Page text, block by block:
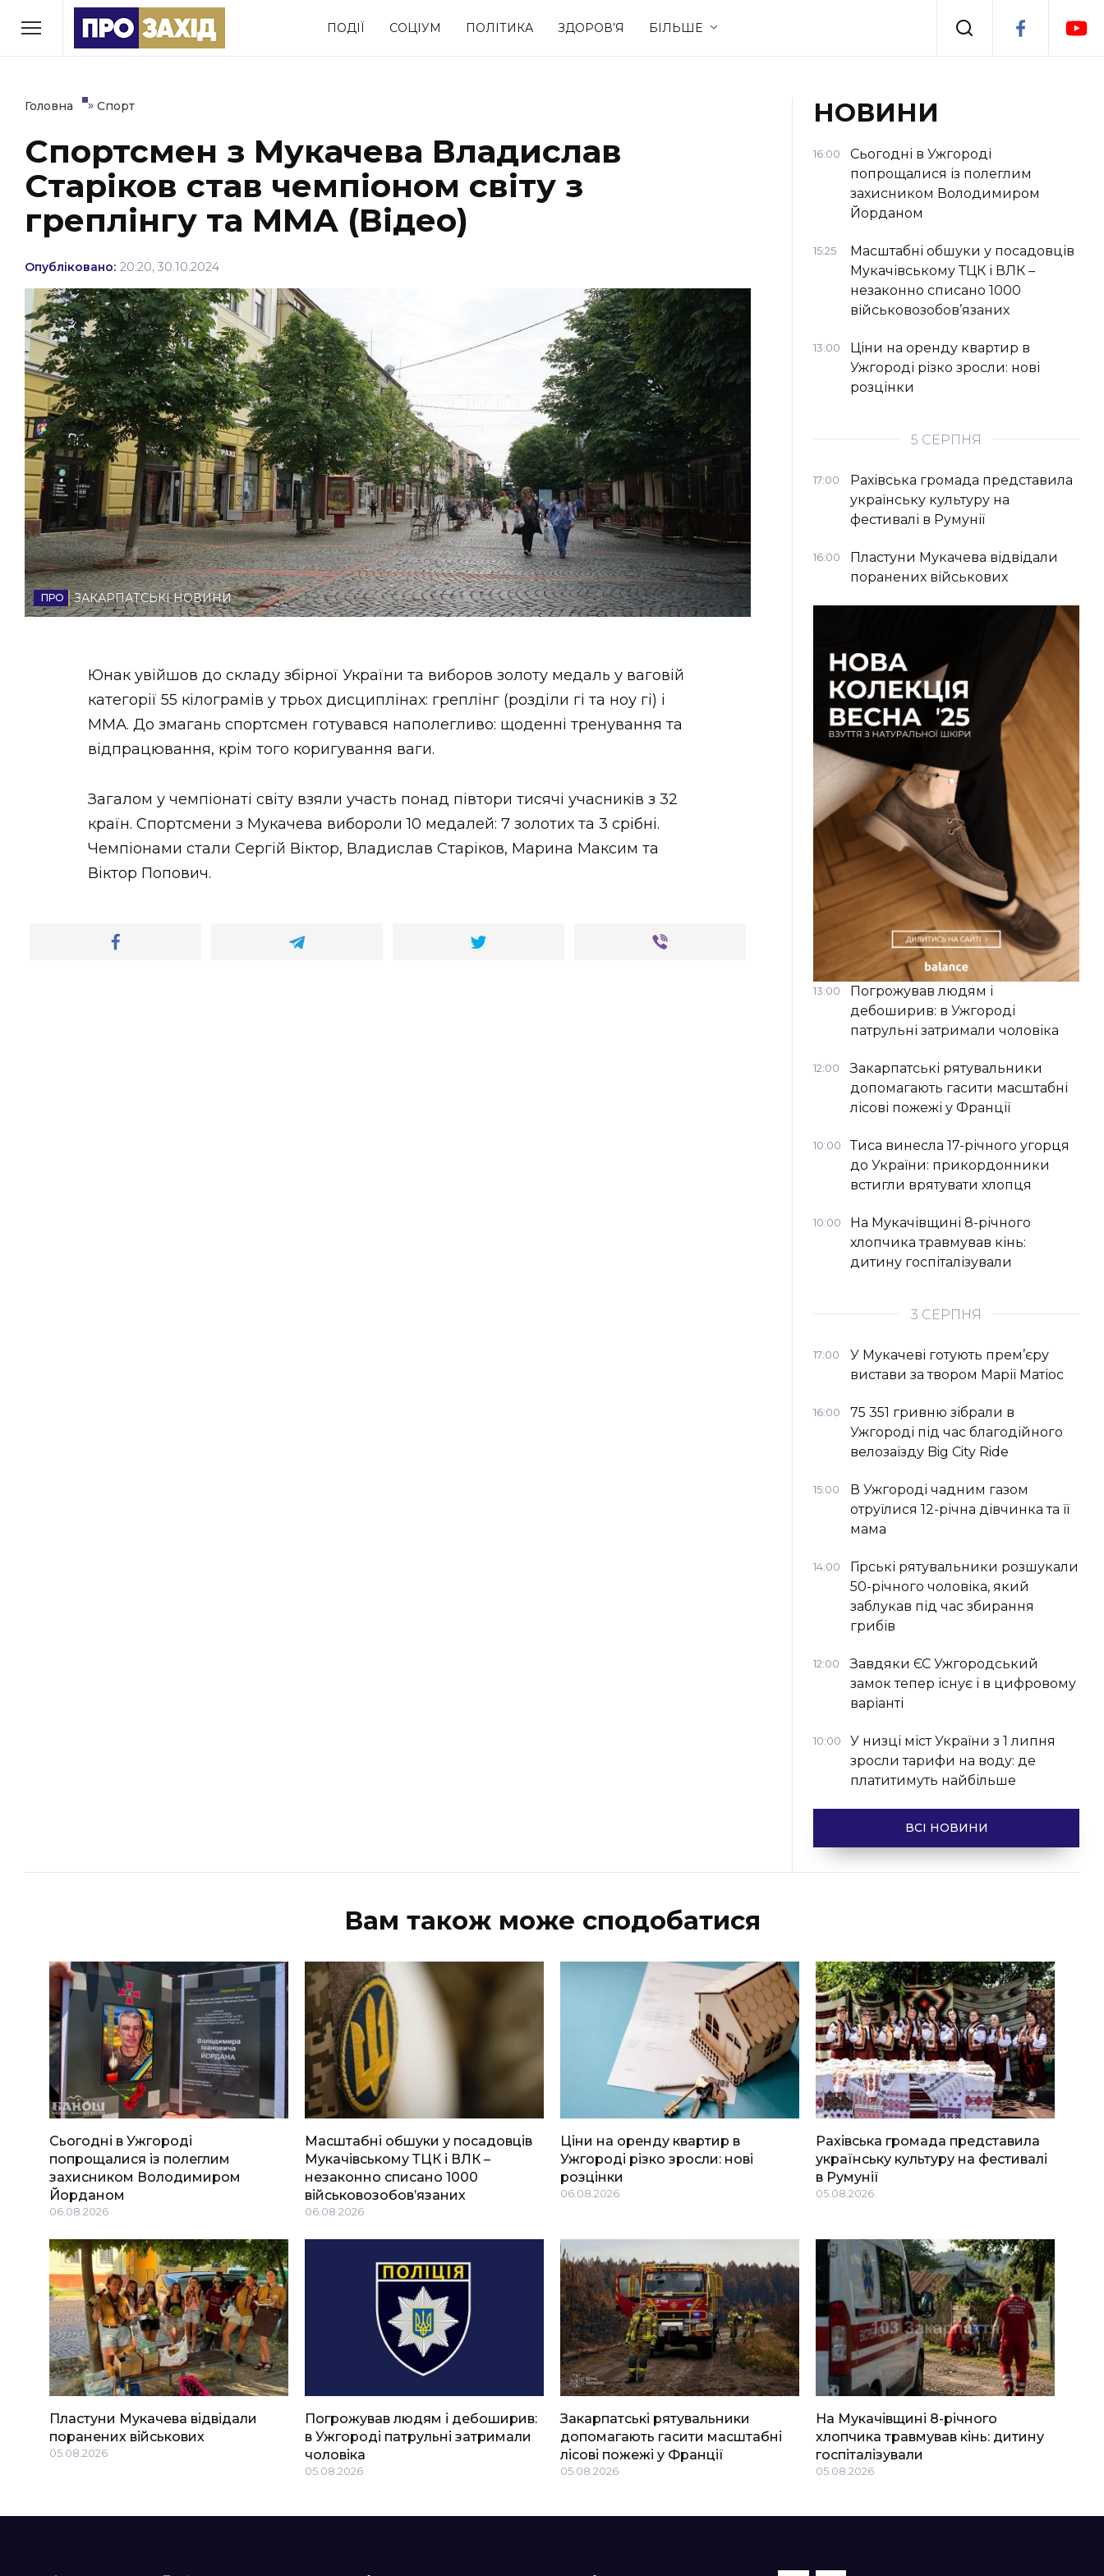
ПОДІЇ СОЦІУМ ПОЛІТИКА ЗДОРОВ’Я БІЛЬШЕ
РУБРИКИ
Економіка Події
Політика Соціум Спорт
Втрачений Ужгород
(відеоверсія)
ЗАКАРПАТСЬКІ НОВИНИ
НОВИНИ ЗАХІДНОЇ УКРАЇНИ
ФОТО
ВІДЕО
Головна » Спорт
Спортсмен з Мукачева Владислав
Старіков став чемпіоном світу з
греплінгу та ММА (Відео)
Опубліковано: 20:20, 30.10.2024
ЗАКАРПАТСЬКІ НОВИНИ
Юнак увійшов до складу збірної України та виборов золоту медаль у ваговій
категорії 55 кілограмів у трьох дисциплінах: греплінг (розділи гі та ноу гі) і
ММА. До змагань спортсмен готувався наполегливо: щоденні тренування та
відпрацювання, крім того коригування ваги.
Загалом у чемпіонаті світу взяли участь понад півтори тисячі учасників з 32
країн. Спортсмени з Мукачева вибороли 10 медалей: 7 золотих та 3 срібні.
Чемпіонами стали Сергій Віктор, Владислав Старіков, Марина Максим та
Віктор Попович.
НОВИНИ
16:00
Сьогодні в Ужгороді
попрощалися із полеглим
захисником Володимиром
Йорданом
15:25
Масштабні обшуки у посадовців
Мукачівському ТЦК і ВЛК –
незаконно списано 1000
військовозобов’язаних
13:00
Ціни на оренду квартир в
Ужгороді різко зросли: нові
розцінки
5 СЕРПНЯ
17:00
Рахівська громада представила
українську культуру на
фестивалі в Румунії
16:00
Пластуни Мукачева відвідали
поранених військових
13:00
Погрожував людям і
дебоширив: в Ужгороді
патрульні затримали чоловіка
12:00
Закарпатські рятувальники
допомагають гасити масштабні
лісові пожежі у Франції
10:00
Тиса винесла 17-річного угорця
до України: прикордонники
встигли врятувати хлопця
10:00
На Мукачівщині 8-річного
хлопчика травмував кінь:
дитину госпіталізували
3 СЕРПНЯ
17:00
У Мукачеві готують прем’єру
вистави за твором Марії Матіос
16:00
75 351 гривню зібрали в
Ужгороді під час благодійного
велозаїзду Big Сity Ride
15:00
В Ужгороді чадним газом
отруїлися 12-річна дівчинка та її
мама
14:00
Гірські рятувальники розшукали
50-річного чоловіка, який
заблукав під час збирання
грибів
12:00
Завдяки ЄС Ужгородський
замок тепер існує і в цифровому
варіанті
10:00
У низці міст України з 1 липня
зросли тарифи на воду: де
платитимуть найбільше
ВСІ НОВИНИ
Вам також може сподобатися
Сьогодні в Ужгороді
попрощалися із полеглим
захисником Володимиром
Йорданом
06.08.2026
Масштабні обшуки у посадовців
Мукачівському ТЦК і ВЛК –
незаконно списано 1000
військовозобов’язаних
06.08.2026
Ціни на оренду квартир в
Ужгороді різко зросли: нові
розцінки
06.08.2026
Рахівська громада представила
українську культуру на фестивалі
в Румунії
05.08.2026
Пластуни Мукачева відвідали
поранених військових
05.08.2026
Погрожував людям і дебоширив:
в Ужгороді патрульні затримали
чоловіка
05.08.2026
Закарпатські рятувальники
допомагають гасити масштабні
лісові пожежі у Франції
05.08.2026
На Мукачівщині 8-річного
хлопчика травмував кінь: дитину
госпіталізували
05.08.2026